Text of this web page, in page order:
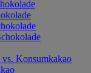
vs. Konsumkakao